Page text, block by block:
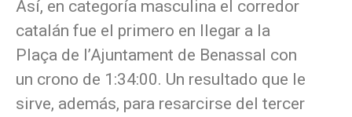
Así, en categoría masculina el corredor
catalán fue el primero en llegar a la
Plaça de l’Ajuntament de Benassal con
un crono de 1:34:00. Un resultado que le
sirve, además, para resarcirse del tercer